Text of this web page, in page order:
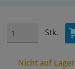
Stk.
Nicht auf Lager